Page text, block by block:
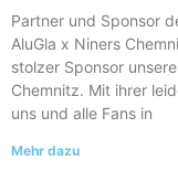
Partner und Sponsor
AluGla x Niners
stolzer Sponsor
Chemnitz. Mit ihrer
uns und alle Fans in
Mehr dazu